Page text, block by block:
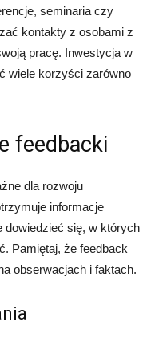
seminaria czy
kontakty z osobami z
pracę. Inwestycja w
wiele korzyści zarówno
feedbacki
dla rozwoju
informacje
dowiedzieć się, w których
Pamiętaj, że feedback
obserwacjach i faktach.